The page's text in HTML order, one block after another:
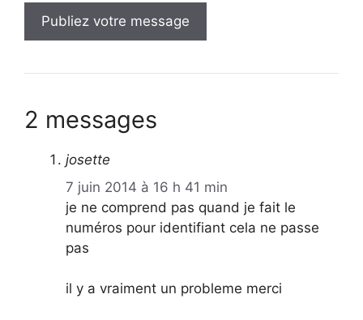
2 messages
josette
7 juin 2014 à 16 h 41 min
je ne comprend pas quand je fait le
numéros pour identifiant cela ne passe
pas
il y a vraiment un probleme merci